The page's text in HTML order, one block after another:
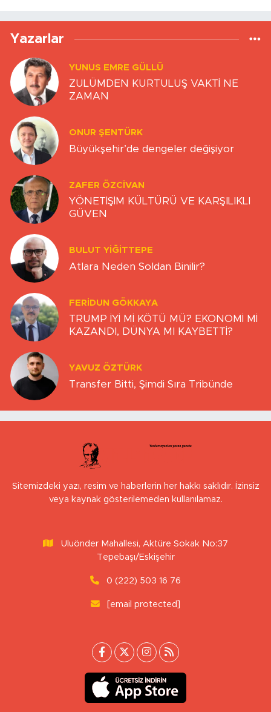
Yazarlar
YUNUS EMRE GÜLLÜ
ZULÜMDEN KURTULUŞ VAKTİ NE
ZAMAN
ONUR ŞENTÜRK
Büyükşehir’de dengeler değişiyor
ZAFER ÖZCIVAN
YÖNETİŞİM KÜLTÜRÜ VE KARŞILIKLI
GÜVEN
BULUT YİĞİTTEPE
Atlara Neden Soldan Binilir?
FERIDUN GÖKKAYA
TRUMP İYİ Mİ KÖTÜ MÜ? EKONOMİ Mİ
KAZANDI, DÜNYA MI KAYBETTİ?
YAVUZ ÖZTÜRK
Transfer Bitti, Şimdi Sıra Tribünde
Sitemizdeki yazı, resim ve haberlerin her hakkı saklıdır. İzinsiz
veya kaynak gösterilemeden kullanılamaz.
Uluönder Mahallesi, Aktüre Sokak No:37
Tepebaşı/Eskişehir
0 (222) 503 16 76
[email protected]